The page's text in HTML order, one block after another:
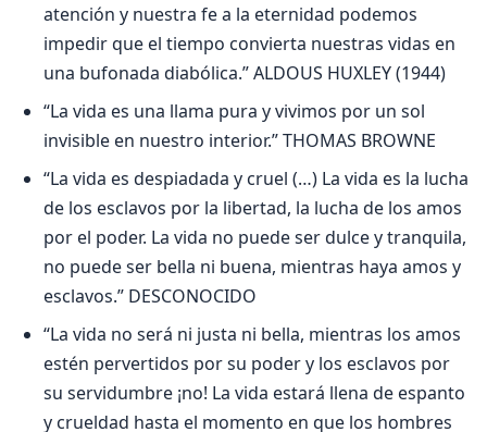
atención y nuestra fe a la eternidad podemos
impedir que el tiempo convierta nuestras vidas en
una bufonada diabólica.” ALDOUS HUXLEY (1944)
“La vida es una llama pura y vivimos por un sol
invisible en nuestro interior.” THOMAS BROWNE
“La vida es despiadada y cruel (…) La vida es la lucha
de los esclavos por la libertad, la lucha de los amos
por el poder. La vida no puede ser dulce y tranquila,
no puede ser bella ni buena, mientras haya amos y
esclavos.” DESCONOCIDO
“La vida no será ni justa ni bella, mientras los amos
estén pervertidos por su poder y los esclavos por
su servidumbre ¡no! La vida estará llena de espanto
y crueldad hasta el momento en que los hombres